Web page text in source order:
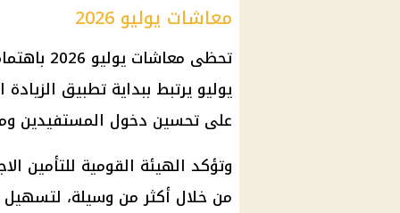
معاشات يوليو 2026
تحظى معاشات يوليو 2026
يوليو يرتبط ببداية تطبيق
على تحسين دخول المستفيدين
وتؤكد الهيئة القومية للتأمين
من خلال أكثر من وسيلة،